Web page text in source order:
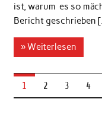
ist, warum es so
Bericht geschrieben
» Weiterlesen
1 2 3 4